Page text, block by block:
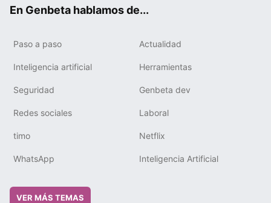
En Genbeta hablamos de...
Paso a paso Actualidad
Inteligencia artificial Herramientas
Seguridad Genbeta dev
Redes sociales Laboral
timo Netflix
WhatsApp Inteligencia Artificial
VER MÁS TEMAS